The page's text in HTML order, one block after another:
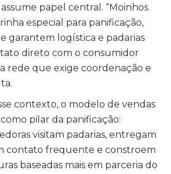
papel central. “Moinhos
especial para panificação,
garantem logística e padarias
direto com o consumidor
rede que exige coordenação e
contexto, o modelo de vendas
pilar da panificação:
visitam padarias, entregam
contato frequente e constroem
baseadas mais em parceria do